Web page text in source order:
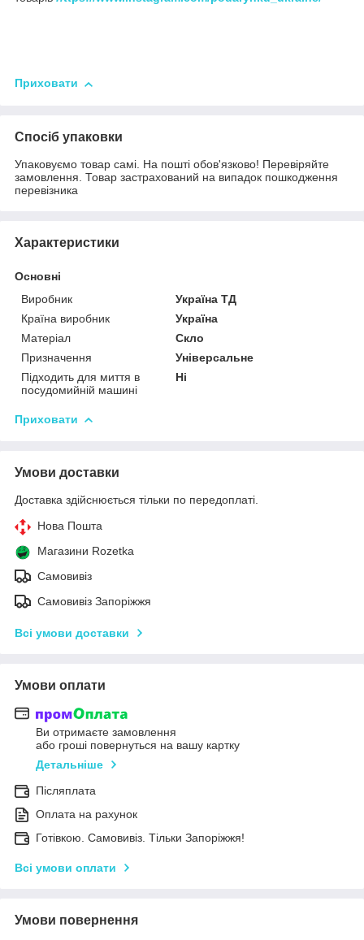
Приховати
Спосіб упаковки
Упаковуємо товар самі. На пошті обов'язково! Перевіряйте
замовлення. Товар застрахований на випадок пошкодження
перевізника
Характеристики
Основні
Виробник
Україна ТД
Країна виробник
Україна
Матеріал
Скло
Призначення
Універсальне
Підходить для миття в
посудомийній машині
Ні
Приховати
Умови доставки
Доставка здійснюється тільки по передоплаті.
Нова Пошта
Магазини Rozetka
Самовивіз
Самовивіз Запоріжжя
Всі умови доставки
Умови оплати
Ви отримаєте замовлення
або гроші повернуться на вашу картку
Детальніше
Післяплата
Оплата на рахунок
Готівкою. Самовивіз. Тільки Запоріжжя!
Всі умови оплати
Умови повернення